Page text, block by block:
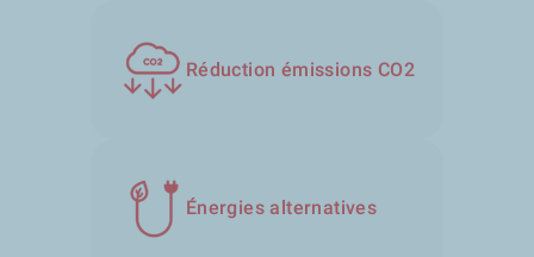
Réduction émissions CO2
Énergies alternatives